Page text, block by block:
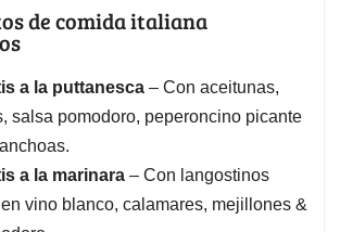
de comida italiana
a la puttanesca – Con aceitunas,
salsa pomodoro, peperoncino picante
a la marinara – Con langostinos
vino blanco, calamares, mejillones &